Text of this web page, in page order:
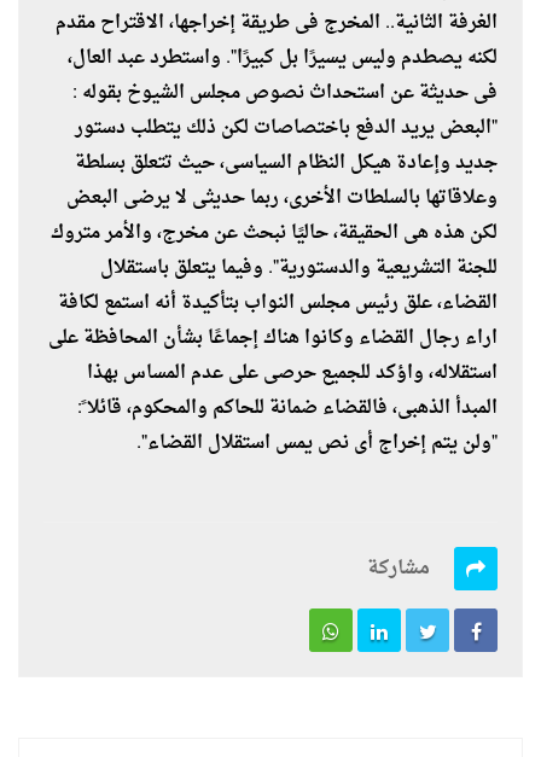
الغرفة الثانية.. المخرج فى طريقة إخراجها، الاقتراح مقدم
لكنه يصطدم وليس يسيرًا بل كبيرًا". واستطرد عبد العال،
فى حديثة عن استحداث نصوص مجلس الشيوخ بقوله :
"البعض يريد الدفع باختصاصات لكن ذلك يتطلب دستور
جديد وإعادة هيكل النظام السياسى، حيث تتعلق بسلطة
وعلاقاتها بالسلطات الأخرى، ربما حديثى لا يرضى البعض
لكن هذه هى الحقيقة، حاليًا نبحث عن مخرج، والأمر متروك
للجنة التشريعية والدستورية". وفيما يتعلق باستقلال
القضاء، علق رئيس مجلس النواب بتأكيدة أنه استمع لكافة
اراء رجال القضاء وكانوا هناك إجماعًا بشأن المحافظة على
استقلاله، واؤكد للجميع حرصى على عدم المساس بهذا
المبدأ الذهبى، فالقضاء ضمانة للحاكم والمحكوم، قائلا ً:
"ولن يتم إخراج أى نص يمس استقلال القضاء".
مشاركة